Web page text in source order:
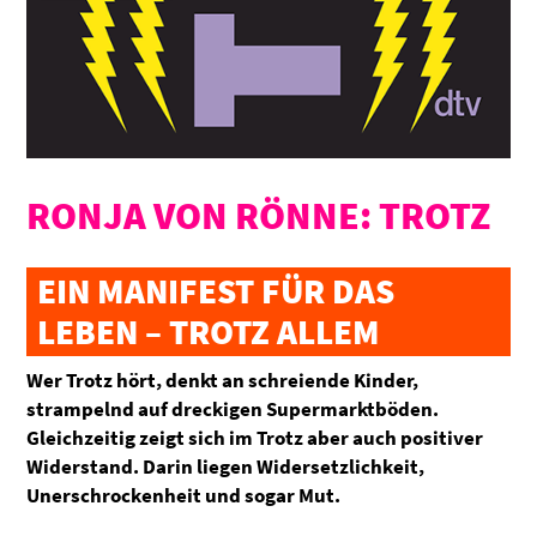
RONJA VON RÖNNE: TROTZ
EIN MANIFEST FÜR DAS
LEBEN – TROTZ ALLEM
Wer Trotz hört, denkt an schreiende Kinder,
strampelnd auf dreckigen Supermarktböden.
Gleichzeitig zeigt sich im Trotz aber auch positiver
Widerstand. Darin liegen Widersetzlichkeit,
Unerschrockenheit und sogar Mut.